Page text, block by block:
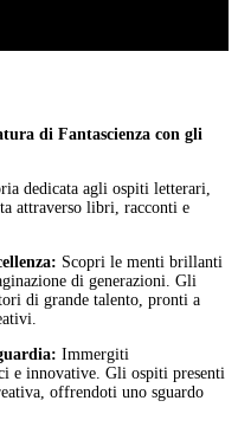
di Fantascienza con gli
dedicata agli ospiti letterari,
attraverso libri, racconti e
Scopri le menti brillanti
di generazioni. Gli
di grande talento, pronti a
Immergiti
e innovative. Gli ospiti presenti
offrendoti uno sguardo